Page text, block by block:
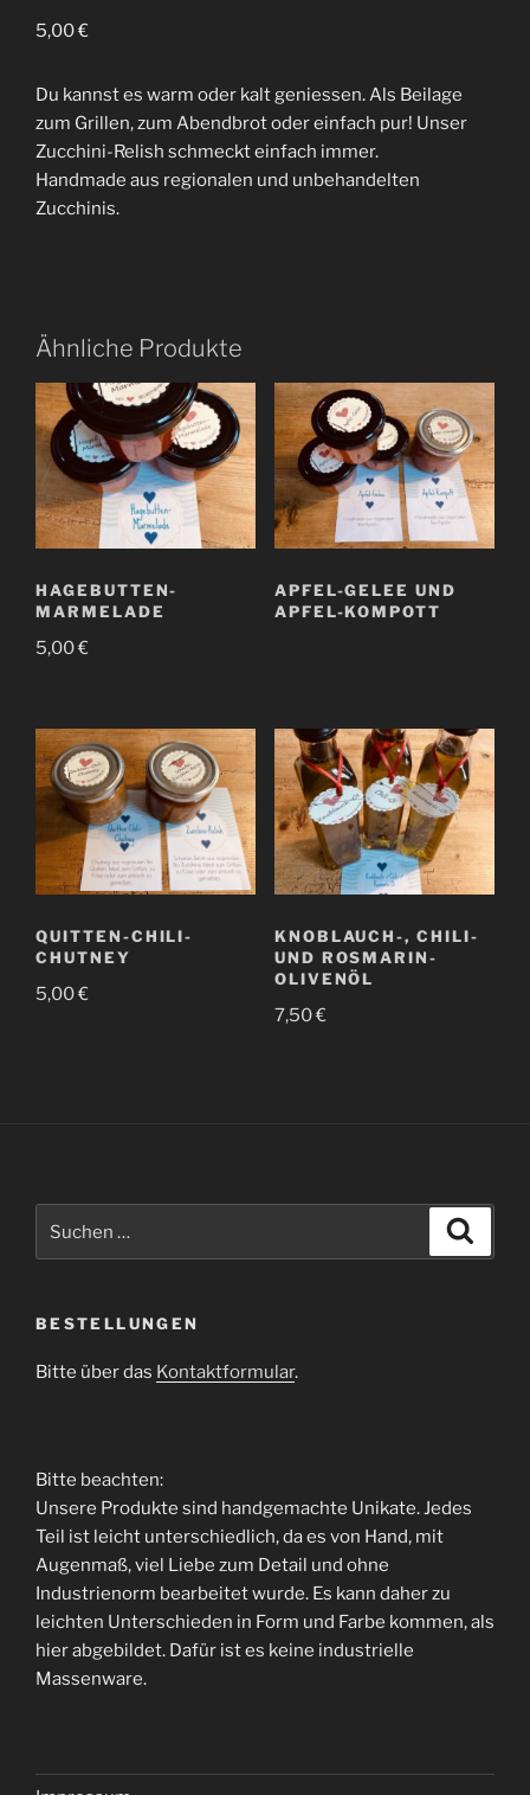
5,00€
Du kannst es warm oder kalt geniessen. Als Beilage
zum Grillen, zum Abendbrot oder einfach pur! Unser
Zucchini-Relish schmeckt einfach immer.
Handmade aus regionalen und unbehandelten
Zucchinis.
Ähnliche Produkte
HAGEBUTTEN-
MARMELADE
5,00€
APFEL-GELEE UND
APFEL-KOMPOTT
QUITTEN-CHILI-
CHUTNEY
5,00€
KNOBLAUCH-, CHILI-
UND ROSMARIN-
OLIVENÖL
7,50€
BESTELLUNGEN
Bitte über das Kontaktformular.
Bitte beachten:
Unsere Produkte sind handgemachte Unikate. Jedes
Teil ist leicht unterschiedlich, da es von Hand, mit
Augenmaß, viel Liebe zum Detail und ohne
Industrienorm bearbeitet wurde. Es kann daher zu
leichten Unterschieden in Form und Farbe kommen, als
hier abgebildet. Dafür ist es keine industrielle
Massenware.